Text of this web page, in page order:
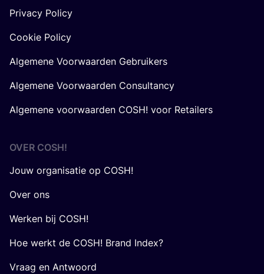
Privacy Policy
Cookie Policy
Algemene Voorwaarden Gebruikers
Algemene Voorwaarden Consultancy
Algemene voorwaarden COSH! voor Retailers
OVER COSH!
Jouw organisatie op COSH!
Over ons
Werken bij COSH!
Hoe werkt de COSH! Brand Index?
Vraag en Antwoord